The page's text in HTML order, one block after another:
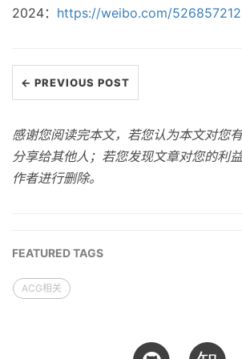
2024： https://weibo.com/
← PREVIOUS POST
感谢您阅读完本文，若您认为本文对您
分享给其他人；若您发现文章对您的利
作者进行删除。
FEATURED TAGS
ACG相关